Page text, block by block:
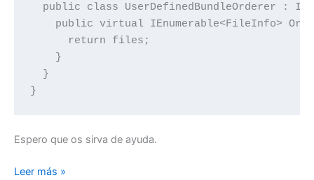
public class UserDefinedBundleOrderer :
public virtual IEnumerable<FileInfo>
      return files;
    }
  }
}
Espero que os sirva de ayuda.
Ordenar
Leer más »